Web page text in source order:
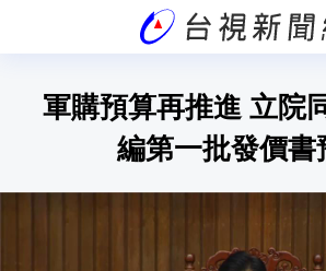
軍購預算再推進 立院
編第一批發價書